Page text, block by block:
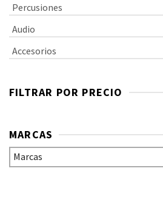
Percusiones
Audio
Accesorios
FILTRAR POR PRECIO
MARCAS